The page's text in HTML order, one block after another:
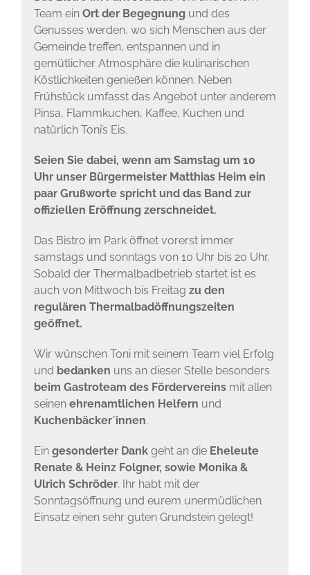
Team ein Ort der Begegnungund des
Genusses werden, wo sich Menschen aus der
Gemeinde treffen, entspannen und in
gemütlicher Atmosphäre die kulinarischen
Köstlichkeiten genießen können. Neben
Frühstück umfasst das Angebot unter anderem
Pinsa, Flammkuchen, Kaffee, Kuchen und
natürlich Toni’s Eis.
Seien Sie dabei, wenn am Samstag um 10
Uhr unser Bürgermeister Matthias Heim ein
paar Grußworte spricht und das Band zur
offiziellen Eröffnung zerschneidet.
Das Bistro im Park öffnet vorerst immer
samstags und sonntags von 10 Uhr bis 20 Uhr.
Sobald der Thermalbadbetrieb startet ist es
auch von Mittwoch bis Freitag zu den
regulären Thermalbadöffnungszeiten
geöffnet.
Wir wünschen Toni mit seinem Team viel Erfolg
und bedanken uns an dieser Stelle besonders
beim Gastroteam des Fördervereinsmit allen
seinen ehrenamtlichen Helfern und
Kuchenbäcker*innen.
Ein gesonderter Dankgeht an die Eheleute
Renate & Heinz Folgner, sowie Monika &
Ulrich Schröder. Ihr habt mit der
Sonntagsöffnung und eurem unermüdlichen
Einsatz einen sehr guten Grundstein gelegt!